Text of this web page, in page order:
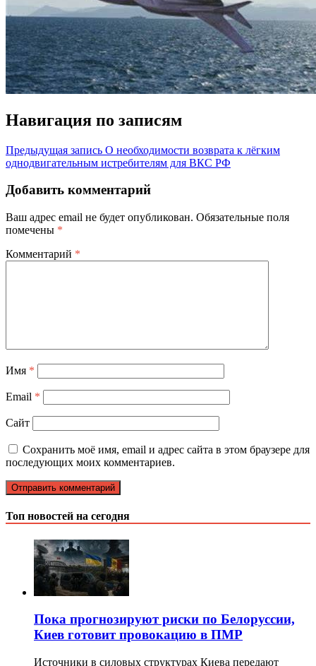
Навигация по записям
Предыдущая запись О необходимости возврата к лёгким
однодвигательным истребителям для ВКС РФ
Добавить комментарий
Ваш адрес email не будет опубликован. Обязательные поля
помечены *
Комментарий *
Имя *
Email *
Сайт
Сохранить моё имя, email и адрес сайта в этом браузере для
последующих моих комментариев.
Топ новостей на сегодня
Пока прогнозируют риски по Белоруссии,
Киев готовит провокацию в ПМР
Источники в силовых структурах Киева передают